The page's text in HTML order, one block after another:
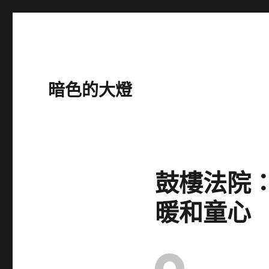
暗色的大燈
鼓樓法院
暖和童心